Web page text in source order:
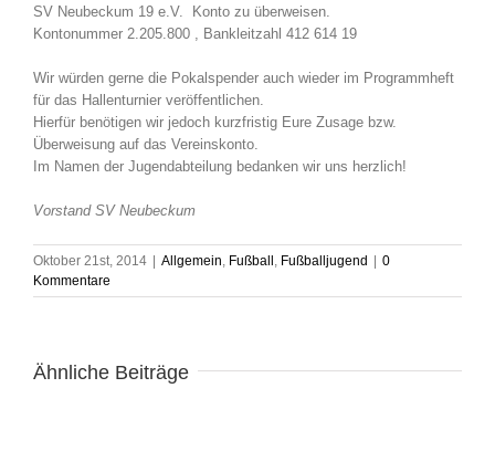
SV Neubeckum 19 e.V. Konto zu überweisen.
Kontonummer 2.205.800 , Bankleitzahl 412 614 19
Wir würden gerne die Pokalspender auch wieder im Programmheft
für das Hallenturnier veröffentlichen.
Hierfür benötigen wir jedoch kurzfristig Eure Zusage bzw.
Überweisung auf das Vereinskonto.
Im Namen der Jugendabteilung bedanken wir uns herzlich!
Vorstand SV Neubeckum
Oktober 21st, 2014 Allgemein, Fußball , Fußballjugend
0
Kommentare
Ähnliche Beiträge